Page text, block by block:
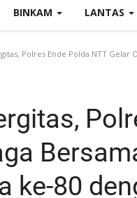
BINKAM LANTAS
Polres Ende Polda NTT Gelar
ke-80